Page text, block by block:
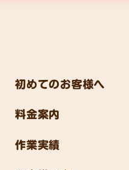
初めてのお客様へ
料金案内
作業実績